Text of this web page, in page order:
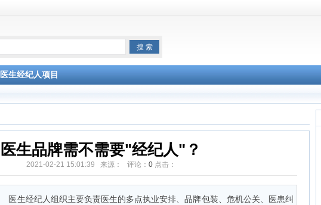
医生经纪人项目
医生品牌需不需要"经纪人"？
2021-02-21 15:01:39 来源： 评论： 0点击：
经纪人组织主要负责医生的多点执业安排、品牌包装、危机公关、医患纠